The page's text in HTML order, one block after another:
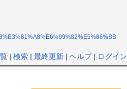
| 検索| 最終更新| ヘルプ| ログイン